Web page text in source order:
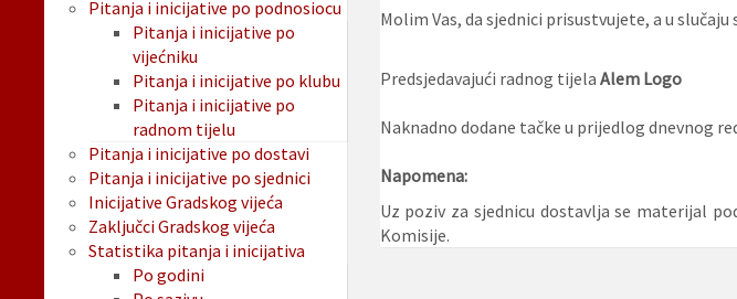
Molim Vas, da sjednici prisustvujete, a u
Predsjedavajući radnog tijela Alem Logo
Naknadno dodane tačke u prijedlog dnevnog
Napomena:
Uz poziv za sjednicu dostavlja se materijal
Komisije.
Pitanja i inicijative po podnosiocu
Pitanja i inicijative po
vijećniku
Pitanja i inicijative po klubu
Pitanja i inicijative po
radnom tijelu
Pitanja i inicijative po dostavi
Pitanja i inicijative po sjednici
Inicijative Gradskog vijeća
Zaključci Gradskog vijeća
Statistika pitanja i inicijativa
Po godini